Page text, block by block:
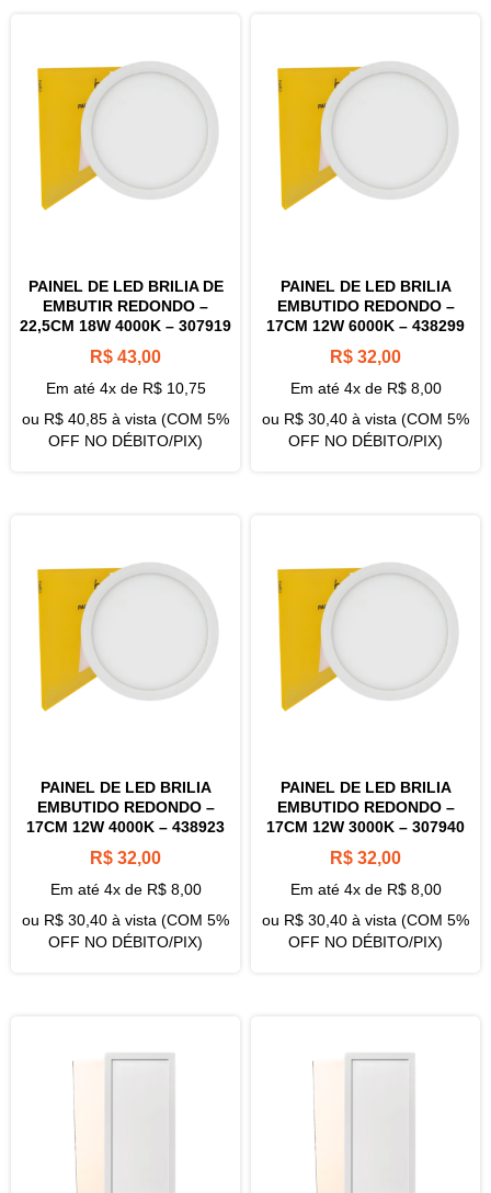
PAINEL DE LED BRILIA DE
EMBUTIR REDONDO –
22,5CM 18W 4000K – 307919
R$ 43,00
Em até 4x de R$10,75
ou R$ 40,85 à vista (COM 5%
OFF NO DÉBITO/PIX)
PAINEL DE LED BRILIA
EMBUTIDO REDONDO –
17CM 12W 6000K – 438299
R$ 32,00
Em até 4x de R$8,00
ou R$ 30,40 à vista (COM 5%
OFF NO DÉBITO/PIX)
PAINEL DE LED BRILIA
EMBUTIDO REDONDO –
17CM 12W 4000K – 438923
R$ 32,00
Em até 4x de R$8,00
ou R$ 30,40 à vista (COM 5%
OFF NO DÉBITO/PIX)
PAINEL DE LED BRILIA
EMBUTIDO REDONDO –
17CM 12W 3000K – 307940
R$ 32,00
Em até 4x de R$8,00
ou R$ 30,40 à vista (COM 5%
OFF NO DÉBITO/PIX)